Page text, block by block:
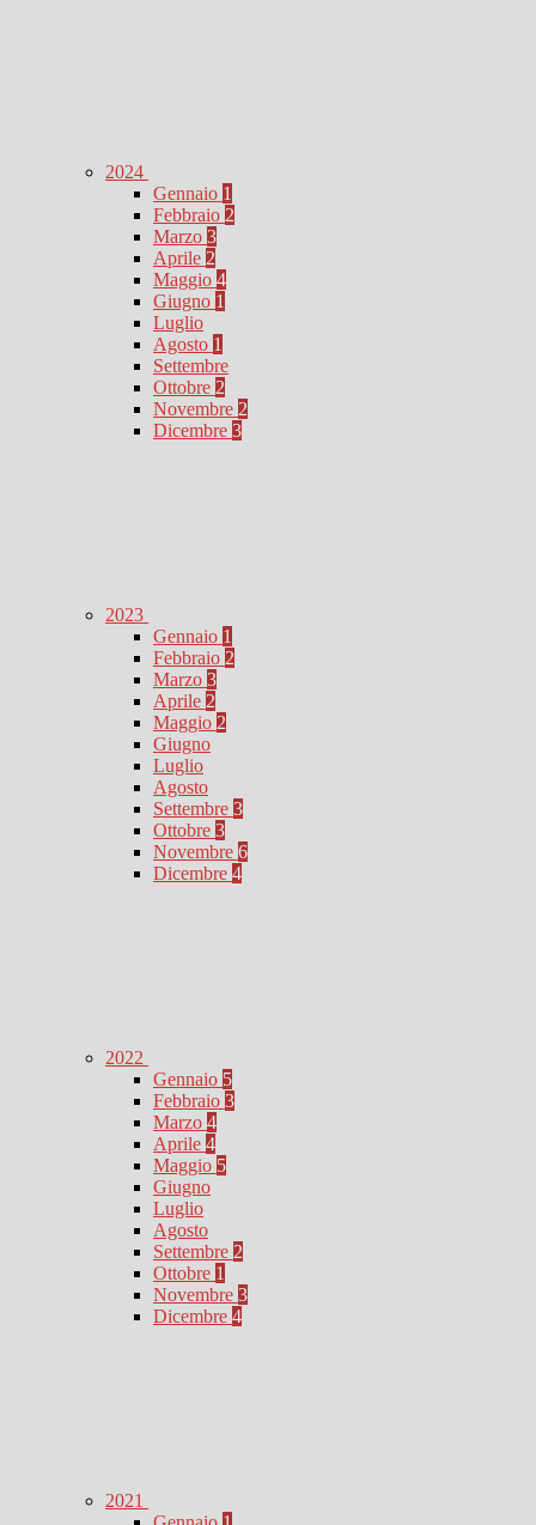
2024
Gennaio 1
Febbraio 2
Marzo 3
Aprile 2
Maggio 4
Giugno 1
Luglio
Agosto 1
Settembre
Ottobre 2
Novembre 2
Dicembre 3
2023
Gennaio 1
Febbraio 2
Marzo 3
Aprile 2
Maggio 2
Giugno
Luglio
Agosto
Settembre 3
Ottobre 3
Novembre 6
Dicembre 4
2022
Gennaio 5
Febbraio 3
Marzo 4
Aprile 4
Maggio 5
Giugno
Luglio
Agosto
Settembre 2
Ottobre 1
Novembre 3
Dicembre 4
2021